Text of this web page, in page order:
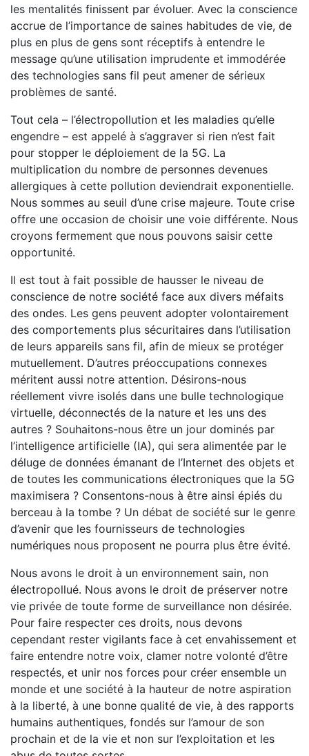
les mentalités finissent par évoluer. Avec la conscience
accrue de l’importance de saines habitudes de vie, de
plus en plus de gens sont réceptifs à entendre le
message qu’une utilisation imprudente et immodérée
des technologies sans fil peut amener de sérieux
problèmes de santé.
Tout cela – l’électropollution et les maladies qu’elle
engendre – est appelé à s’aggraver si rien n’est fait
pour stopper le déploiement de la 5G. La
multiplication du nombre de personnes devenues
allergiques à cette pollution deviendrait exponentielle.
Nous sommes au seuil d’une crise majeure. Toute crise
offre une occasion de choisir une voie différente. Nous
croyons fermement que nous pouvons saisir cette
opportunité.
Il est tout à fait possible de hausser le niveau de
conscience de notre société face aux divers méfaits
des ondes. Les gens peuvent adopter volontairement
des comportements plus sécuritaires dans l’utilisation
de leurs appareils sans fil, afin de mieux se protéger
mutuellement. D’autres préoccupations connexes
méritent aussi notre attention. Désirons-nous
réellement vivre isolés dans une bulle technologique
virtuelle, déconnectés de la nature et les uns des
autres ? Souhaitons-nous être un jour dominés par
l’intelligence artificielle (IA), qui sera alimentée par le
déluge de données émanant de l’Internet des objets et
de toutes les communications électroniques que la 5G
maximisera ? Consentons-nous à être ainsi épiés du
berceau à la tombe ? Un débat de société sur le genre
d’avenir que les fournisseurs de technologies
numériques nous proposent ne pourra plus être évité.
Nous avons le droit à un environnement sain, non
électropollué. Nous avons le droit de préserver notre
vie privée de toute forme de surveillance non désirée.
Pour faire respecter ces droits, nous devons
cependant rester vigilants face à cet envahissement et
faire entendre notre voix, clamer notre volonté d’être
respectés, et unir nos forces pour créer ensemble un
monde et une société à la hauteur de notre aspiration
à la liberté, à une bonne qualité de vie, à des rapports
humains authentiques, fondés sur l’amour de son
prochain et de la vie et non sur l’exploitation et les